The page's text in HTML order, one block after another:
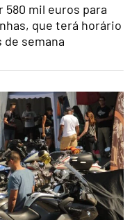
580 mil euros para
que terá horário
semana